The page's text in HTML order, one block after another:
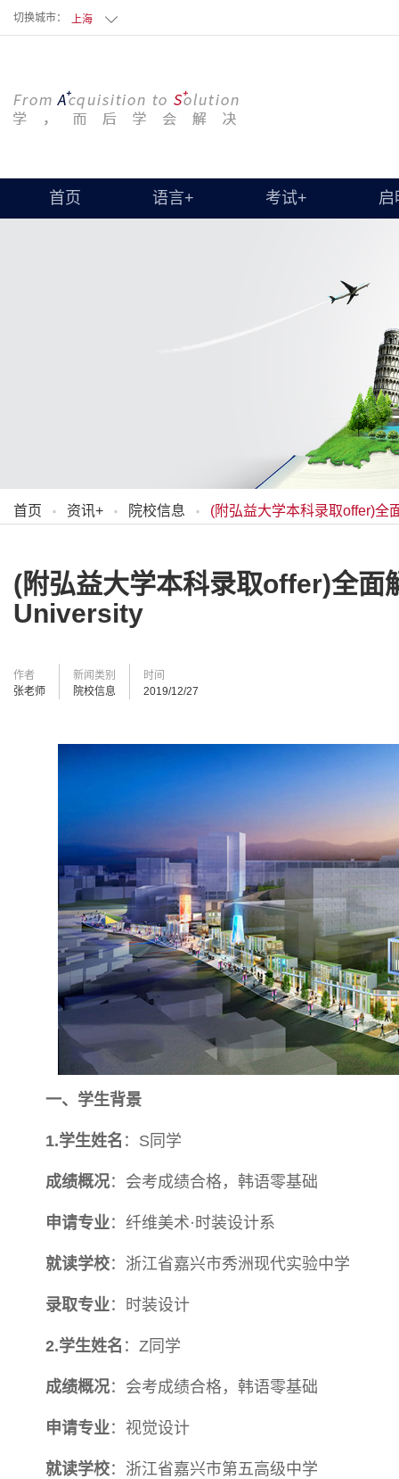
切换城市： 上海
首页 语言+ 考试+ 启
首页 · 资讯+ · 院校信息 · (附弘益大学本科录取offer)全
(附弘益大学本科录取offer)全
University
作者
张老师
新闻类别
院校信息
时间
2019/12/27
一、学生背景
1.学生姓名 ：S同学
成绩概况：会考成绩合格，韩语零基础
申请专业：纤维美术·时装设计系
就读学校：浙江省嘉兴市秀洲现代实验中学
录取专业：时装设计
2.学生姓名 ：Z同学
成绩概况：会考成绩合格，韩语零基础
申请专业：视觉设计
就读学校：浙江省嘉兴市第五高级中学